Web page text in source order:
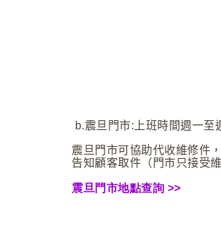
b.震旦門市:上班時間週一
震旦門市可協助代收維修件
告知顧客取件（門市只接受
震旦門市地點查詢 >>